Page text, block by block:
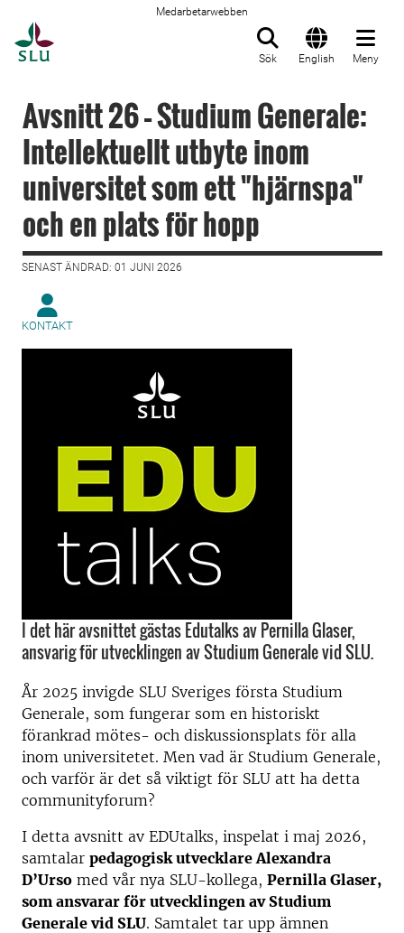
Medarbetarwebben
Sök English Meny
Avsnitt 26 – Studium Generale:
Intellektuellt utbyte inom
universitet som ett "hjärnspa"
och en plats för hopp
SENAST ÄNDRAD: 01 JUNI 2026
KONTAKT
I det här avsnittet gästas Edutalks av Pernilla Glaser,
ansvarig för utvecklingen av Studium Generale vid SLU.
År 2025 invigde SLU Sveriges första Studium
Generale, som fungerar som en historiskt
förankrad mötes- och diskussionsplats för alla
inom universitetet. Men vad är Studium Generale,
och varför är det så viktigt för SLU att ha detta
communityforum?
I detta avsnitt av EDUtalks, inspelat i maj 2026,
samtalar pedagogisk utvecklare Alexandra
D’Urso med vår nya SLU-kollega, Pernilla Glaser,
som ansvarar för utvecklingen av Studium
Generale vid SLU. Samtalet tar upp ämnen